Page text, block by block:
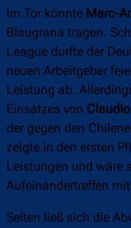
Im Tor könnte Marc-
Blaugrana tragen.
League durfte der
neuen Arbeitgeber
Leistung ab.
Einsatzes von
der gegen den
zeigte in den ersten
Leistungen und wäre
Aufeinandertreffen
Selten ließ sich die